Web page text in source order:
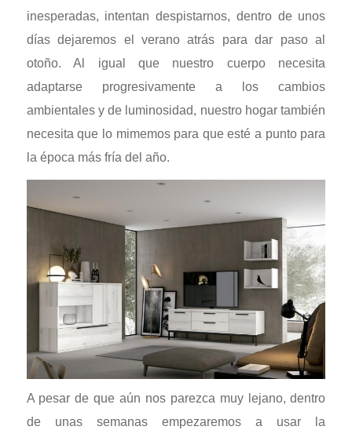
inesperadas, intentan despistarnos, dentro de unos
días dejaremos el verano atrás para dar paso al
otoño. Al igual que nuestro cuerpo necesita
adaptarse progresivamente a los cambios
ambientales y de luminosidad, nuestro hogar también
necesita que lo mimemos para que esté a punto para
la época más fría del año.
A pesar de que aún nos parezca muy lejano, dentro
de unas semanas empezaremos a usar la